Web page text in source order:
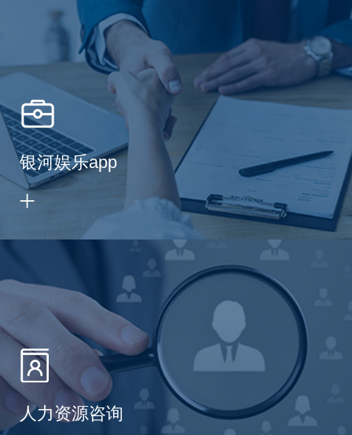
银河娱乐app
人力资源咨询